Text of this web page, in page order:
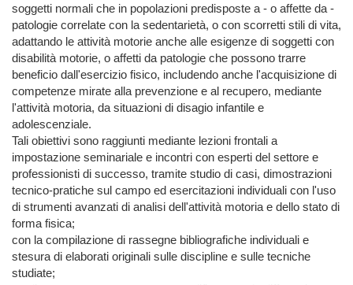
soggetti normali che in popolazioni predisposte a - o affette da -
patologie correlate con la sedentarietà, o con scorretti stili di vita,
adattando le attività motorie anche alle esigenze di soggetti con
disabilità motorie, o affetti da patologie che possono trarre
beneficio dall'esercizio fisico, includendo anche l'acquisizione di
competenze mirate alla prevenzione e al recupero, mediante
l'attività motoria, da situazioni di disagio infantile e
adolescenziale.
Tali obiettivi sono raggiunti mediante lezioni frontali a
impostazione seminariale e incontri con esperti del settore e
professionisti di successo, tramite studio di casi, dimostrazioni
tecnico-pratiche sul campo ed esercitazioni individuali con l'uso
di strumenti avanzati di analisi dell'attività motoria e dello stato di
forma fisica;
con la compilazione di rassegne bibliografiche individuali e
stesura di elaborati originali sulle discipline e sulle tecniche
studiate;